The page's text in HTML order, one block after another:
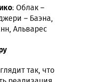
: Облак –
– Баэна,
Альварес
так, что